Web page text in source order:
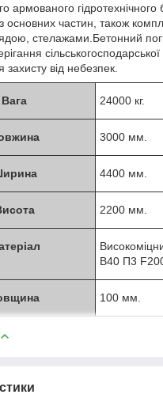
армованого гідротехнічного
основних частин, також
стелажами.Бетонний
сільськогосподарської
захисту від небезпек.
Вага 24000 кг.
3000 мм.
4400 мм.
2200 мм.
В40 П3
100 мм.